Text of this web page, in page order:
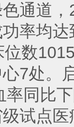
通道
率均
数
7处。
率同比
试点